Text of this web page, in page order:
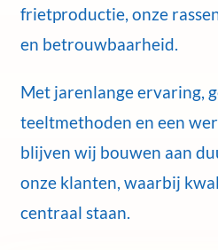
frietproductie, onze
en betrouwbaarheid.
Met jarenlange ervaring,
teeltmethoden en een
blijven wij bouwen aan
onze klanten, waarbij
centraal staan.